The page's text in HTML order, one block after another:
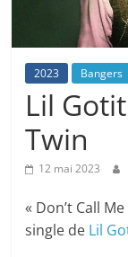
2023 Bangers
Lil
Twin
12 mai 2023
« Don’t Call
single de Lil